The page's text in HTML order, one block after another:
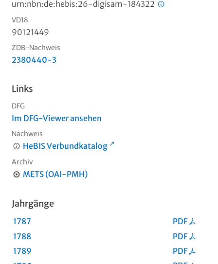
urn:nbn:de:hebis:26-digisam-184322
VD18
90121449
ZDB-Nachweis
2380440-3
Links
DFG
Im DFG-Viewer ansehen
Nachweis
HeBIS Verbundkatalog
Archiv
METS (OAI-PMH)
Jahrgänge
PDF
1787
PDF
1788
PDF
1789